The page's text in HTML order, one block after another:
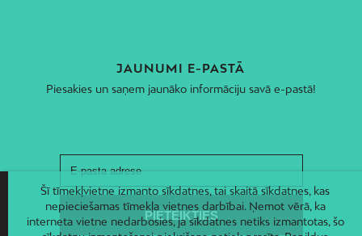
JAUNUMI E-PASTĀ
Piesakies un saņem jaunāko informāciju savā e-pastā!
Šī tīmekļvietne izmanto sīkdatnes, tai skaitā sīkdatnes, kas
nepieciešamas tīmekļa vietnes darbībai. Ņemot vērā, ka
interneta vietne nedarbosies, ja sīkdatnes netiks izmantotas, šo